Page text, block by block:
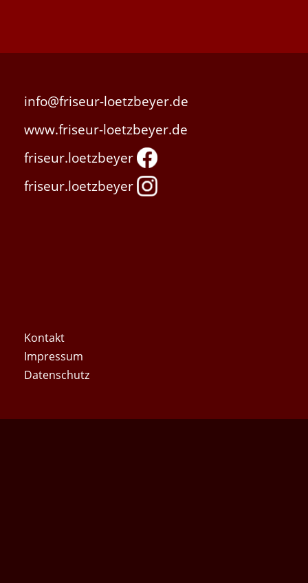
info@friseur-loetzbeyer.de
www.friseur-loetzbeyer.de
friseur.loetzbeyer
friseur.loetzbeyer
Kontakt
Impres­sum
Daten­schutz